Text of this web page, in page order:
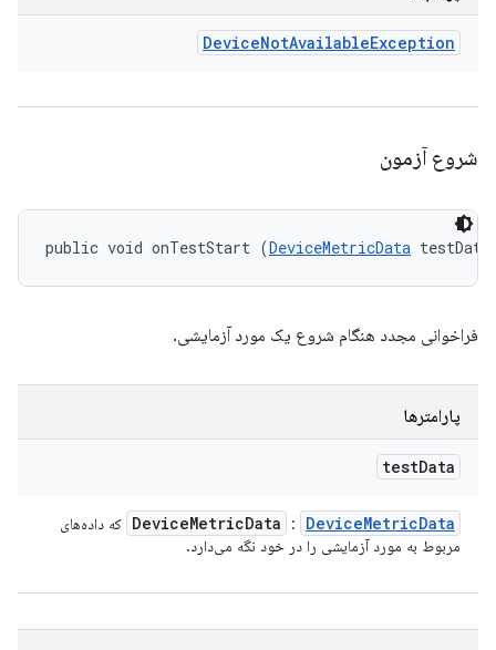
DeviceNotAvailableException
شروع آزمون
public void onTestStart (DeviceMetricData
فراخوانی مجدد هنگام شروع یک مورد آزمایشی.
پارامترها
testData
DeviceMetricData : DeviceMetricData
که داده‌های
مربوط به مورد آزمایشی را در خود نگه می‌دارد.